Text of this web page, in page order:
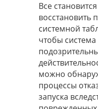
Все
восстановить
системной
чтобы
можно
процессы
запуска